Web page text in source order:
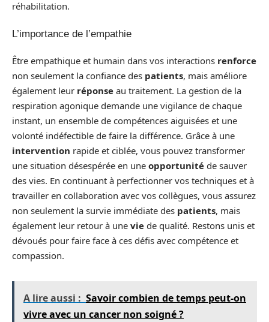
réhabilitation.
L’importance de l’empathie
Être empathique et humain dans vos interactions renforce
non seulement la confiance des patients, mais améliore
également leur réponse au traitement. La gestion de la
respiration agonique demande une vigilance de chaque
instant, un ensemble de compétences aiguisées et une
volonté indéfectible de faire la différence. Grâce à une
intervention rapide et ciblée, vous pouvez transformer
une situation désespérée en une opportunité de sauver
des vies. En continuant à perfectionner vos techniques et à
travailler en collaboration avec vos collègues, vous assurez
non seulement la survie immédiate des patients, mais
également leur retour à une vie de qualité. Restons unis et
dévoués pour faire face à ces défis avec compétence et
compassion.
A lire aussi : Savoir combien de temps peut-on
vivre avec un cancer non soigné ?